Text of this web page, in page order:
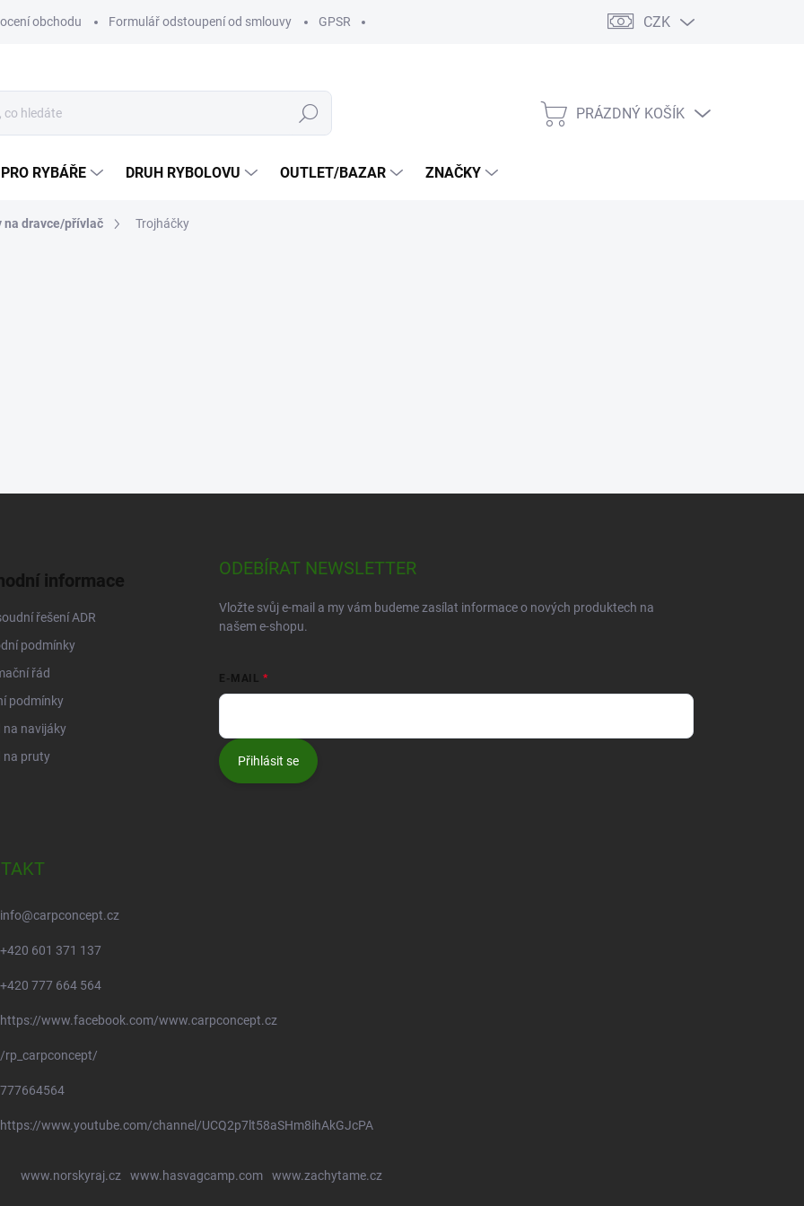
obchodu Formulář odstoupení od smlouvy GPSR CZK
Hledat
NÁKUPNÍ
PRÁZDNÝ KOŠÍK
RYBÁŘE DRUH RYBOLOVU OUTLET/BAZAR ZNAČKY
na dravce/přívlač Trojháčky
informace
řešení ADR
podmínky
řád
podmínky
na navijáky
na pruty
ODEBÍRAT NEWSLETTER
Vložte svůj e-mail a my vám budeme zasílat informace o nových produktech na
našem e-shopu.
E-MAIL
Přihlásit se
info@carpconcept.cz
+420 601 371 137
+420 777 664 564
https://www.facebook.com/www.carpconcept.cz
/rp_carpconcept/
777664564
https://www.youtube.com/channel/UCQ2p7lt58aSHm8ihAkGJcPA
www.norskyraj.cz www.hasvagcamp.com www.zachytame.cz